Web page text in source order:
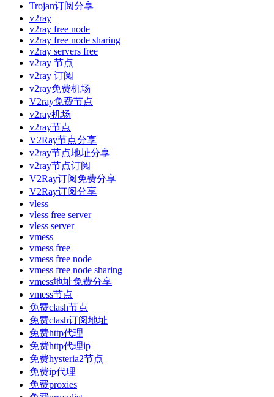
Trojan订阅分享
v2ray
v2ray free node
v2ray free node sharing
v2ray servers free
v2ray 节点
v2ray 订阅
v2ray免费机场
V2ray免费节点
v2ray机场
v2ray节点
V2Ray节点分享
v2ray节点地址分享
v2ray节点订阅
V2Ray订阅免费分享
V2Ray订阅分享
vless
vless free server
vless server
vmess
vmess free
vmess free node
vmess free node sharing
vmess地址免费分享
vmess节点
免费clash节点
免费clash订阅地址
免费http代理
免费http代理ip
免费hysteria2节点
免费ip代理
免费proxies